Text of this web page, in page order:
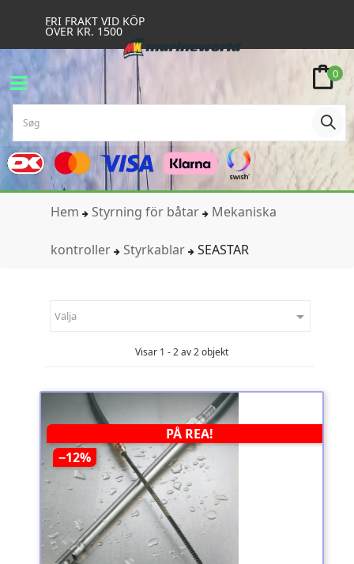
FRI FRAKT VID KÖP
ÖVER KR. 1500
0
Hem Styrning för båtar Mekaniska
kontroller Styrkablar SEASTAR
Välja 
Visar 1 - 2 av 2 objekt
PÅ REA!
−12%